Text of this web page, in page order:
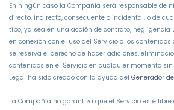
En ningún caso la Compañía será responsable de
directo, indirecto, consecuente o incidental, o de
tipo, ya sea en una acción de contrato, negligencia
en conexión con el uso del Servicio o los contenidos
se reserva el derecho de hacer adiciones,
contenidos en el Servicio en cualquier momento sin
Legal ha sido creado con la ayuda del Generador
La Compañía no garantiza que el Servicio esté libre